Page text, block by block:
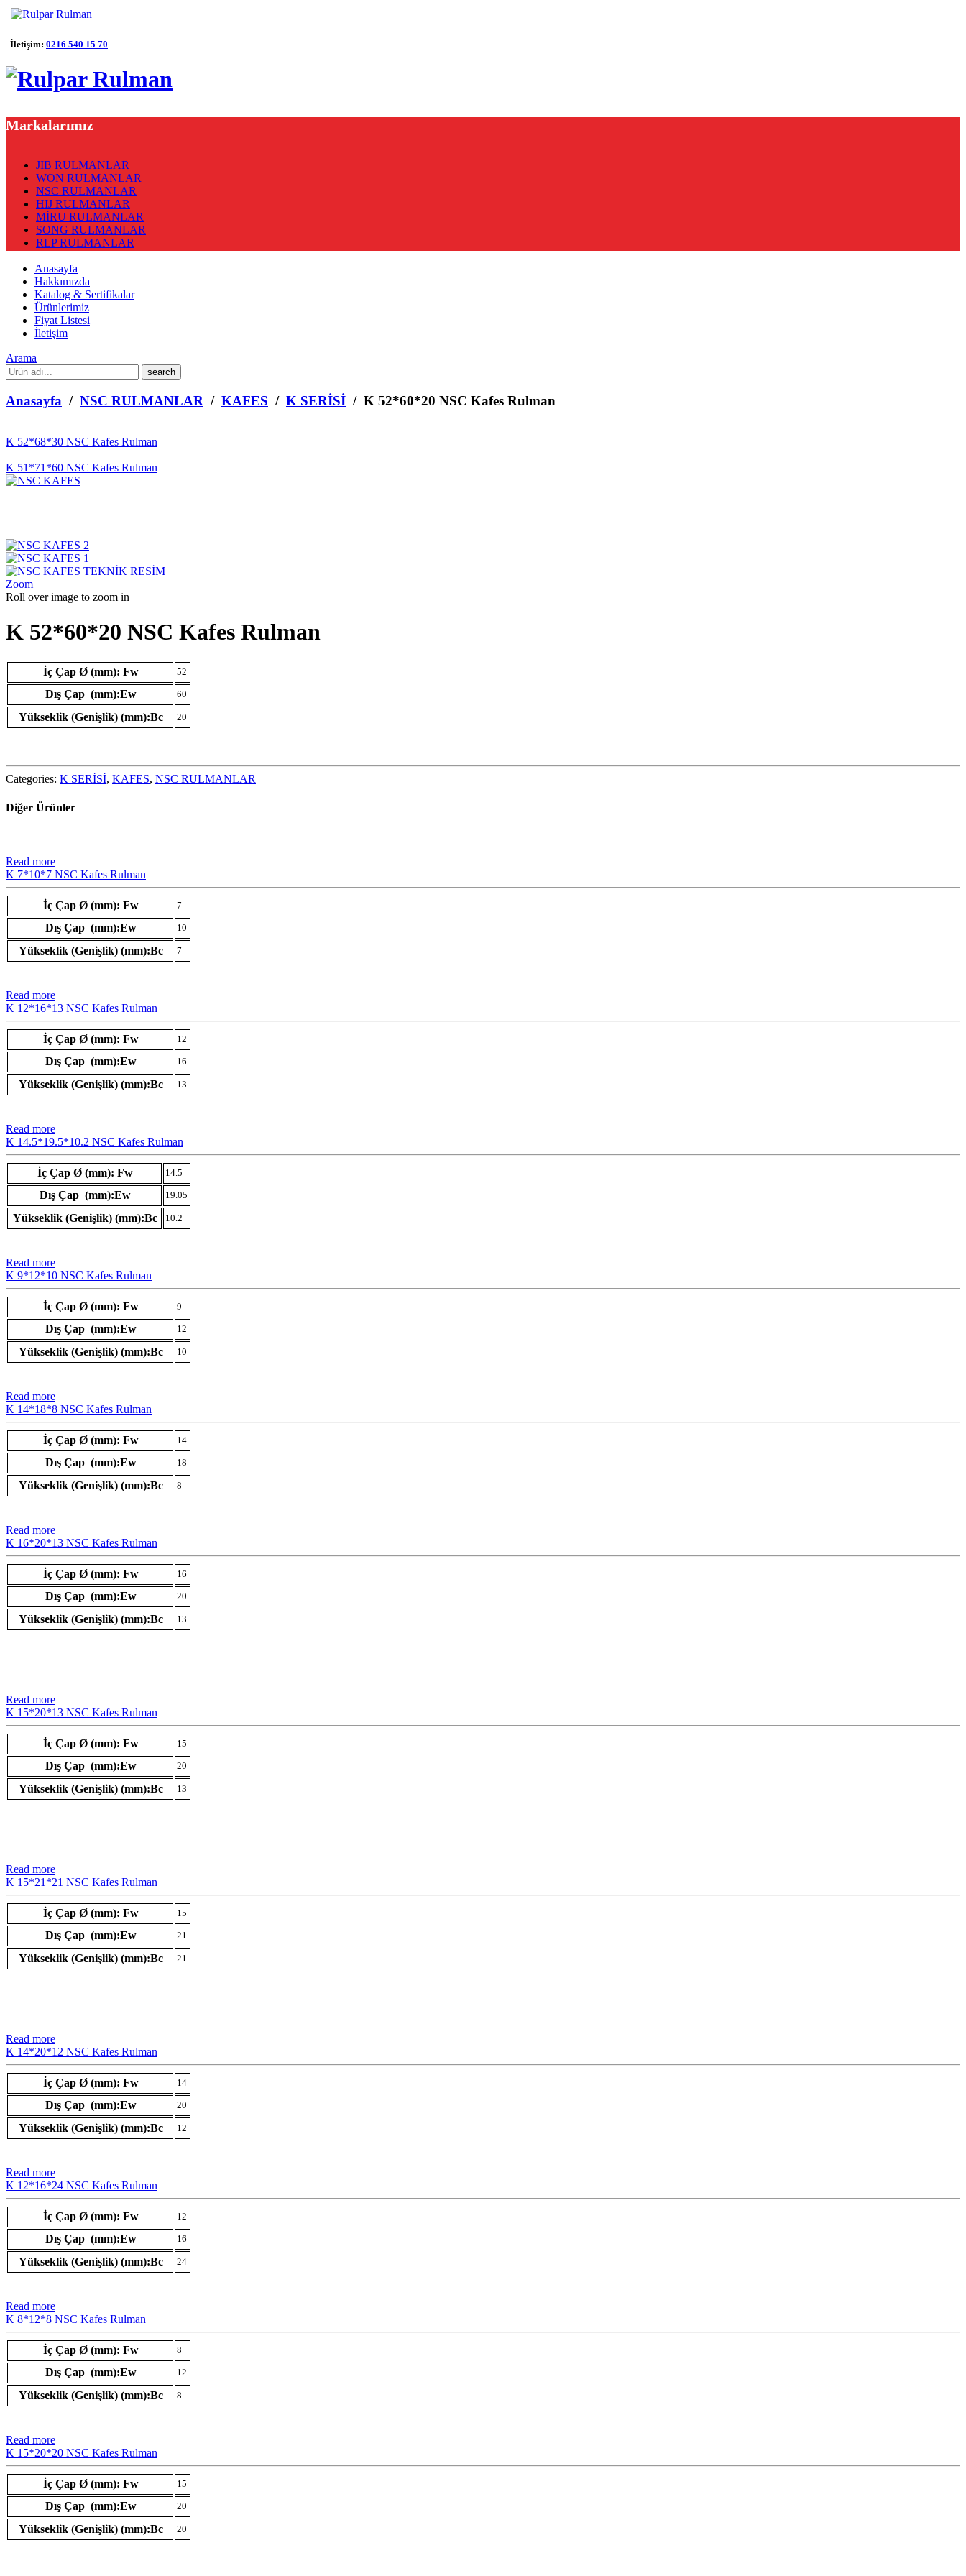
İletişim: 0216 540 15 70
Markalarımız
JIB RULMANLAR
WON RULMANLAR
NSC RULMANLAR
HIJ RULMANLAR
MİRU RULMANLAR
SONG RULMANLAR
RLP RULMANLAR
Anasayfa
Hakkımızda
Katalog & Sertifikalar
Ürünlerimiz
Fiyat Listesi
İletişim
Arama
What
are
you
looking
Anasayfa / NSC RULMANLAR / KAFES / K SERİSİ / K 52*60*20 NSC Kafes Rulman
K 52*68*30 NSC Kafes Rulman
K 51*71*60 NSC Kafes Rulman
Zoom
Roll over image to zoom in
K 52*60*20 NSC Kafes Rulman
İç Çap Ø (mm): Fw 52
Dış Çap (mm):Ew 60
Yükseklik (Genişlik) (mm):Bc 20
Categories: K SERİSİ, KAFES, NSC RULMANLAR
Diğer Ürünler
Read more
K 7*10*7 NSC Kafes Rulman
İç Çap Ø (mm): Fw 7
Dış Çap (mm):Ew 10
Yükseklik (Genişlik) (mm):Bc 7
Read more
K 12*16*13 NSC Kafes Rulman
İç Çap Ø (mm): Fw 12
Dış Çap (mm):Ew 16
Yükseklik (Genişlik) (mm):Bc 13
Read more
K 14.5*19.5*10.2 NSC Kafes Rulman
İç Çap Ø (mm): Fw 14.5
Dış Çap (mm):Ew 19.05
Yükseklik (Genişlik) (mm):Bc 10.2
Read more
K 9*12*10 NSC Kafes Rulman
İç Çap Ø (mm): Fw 9
Dış Çap (mm):Ew 12
Yükseklik (Genişlik) (mm):Bc 10
Read more
K 14*18*8 NSC Kafes Rulman
İç Çap Ø (mm): Fw 14
Dış Çap (mm):Ew 18
Yükseklik (Genişlik) (mm):Bc 8
Read more
K 16*20*13 NSC Kafes Rulman
İç Çap Ø (mm): Fw 16
Dış Çap (mm):Ew 20
Yükseklik (Genişlik) (mm):Bc 13
Read more
K 15*20*13 NSC Kafes Rulman
İç Çap Ø (mm): Fw 15
Dış Çap (mm):Ew 20
Yükseklik (Genişlik) (mm):Bc 13
Read more
K 15*21*21 NSC Kafes Rulman
İç Çap Ø (mm): Fw 15
Dış Çap (mm):Ew 21
Yükseklik (Genişlik) (mm):Bc 21
Read more
K 14*20*12 NSC Kafes Rulman
İç Çap Ø (mm): Fw 14
Dış Çap (mm):Ew 20
Yükseklik (Genişlik) (mm):Bc 12
Read more
K 12*16*24 NSC Kafes Rulman
İç Çap Ø (mm): Fw 12
Dış Çap (mm):Ew 16
Yükseklik (Genişlik) (mm):Bc 24
Read more
K 8*12*8 NSC Kafes Rulman
İç Çap Ø (mm): Fw 8
Dış Çap (mm):Ew 12
Yükseklik (Genişlik) (mm):Bc 8
Read more
K 15*20*20 NSC Kafes Rulman
İç Çap Ø (mm): Fw 15
Dış Çap (mm):Ew 20
Yükseklik (Genişlik) (mm):Bc 20